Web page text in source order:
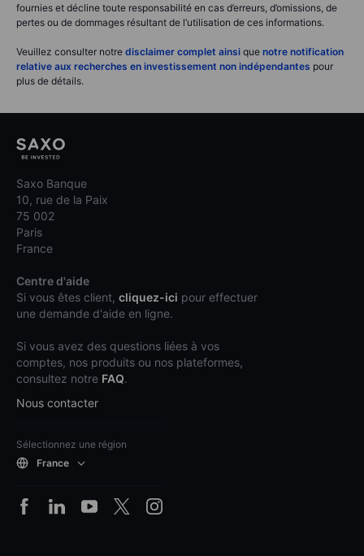
fournies et décline toute responsabilité en cas d’erreurs, d’omissions, de
pertes ou de dommages résultant de l’utilisation de ces informations.
Veuillez consulter notre disclaimer complet ainsi que notre notification
relative aux recherches en investissement non indépendantes pour
plus de détails.
Saxo Banque
10, rue de la Paix
75 002
Paris
France
Centre d'aide
Si vous êtes client, cliquez-ici pour effectuer
une demande d'aide en ligne.
Si vous avez des questions liées à vos
comptes, nos produits ou nos plateformes,
consultez notre FAQ.
Nous contacter
Sélectionnez une région
France